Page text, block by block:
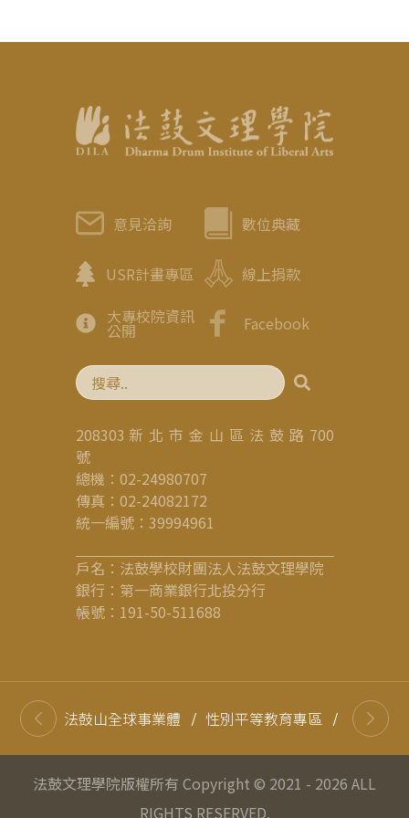
意見洽詢 數位典藏
USR計畫專區
線上捐款
大專校院資訊
公開 Facebook
208303 新 北 市 金 山 區 法 鼓 路 700
號
總機：02-24980707
傳真：02-24082172
統一編號：39994961
戶名：法鼓學校財團法人法鼓文理學院
銀行：第一商業銀行北投分行
帳號：191-50-511688
法鼓山全球事業體 / 性別平等教育專區 / 高等教
法鼓文理學院版權所有 Copyright © 2021 - 2026 ALL
RIGHTS RESERVED.